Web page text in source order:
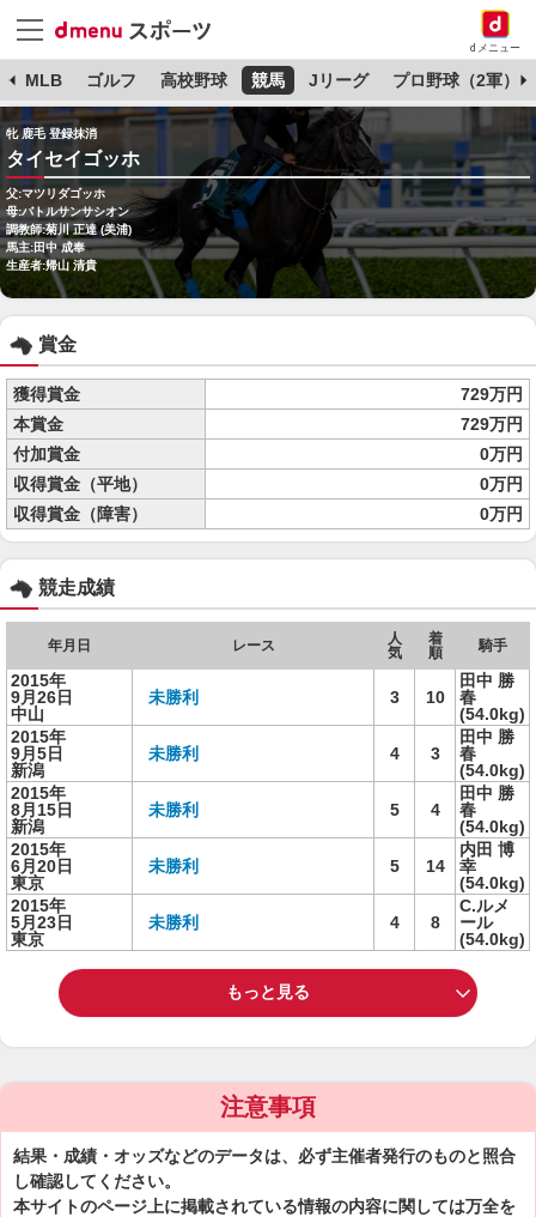
dメニュー
MLB ゴルフ 高校野球 競馬 Jリーグ プロ野球（2軍）
牝 鹿毛 登録抹消
タイセイゴッホ
父:マツリダゴッホ
母:バトルサンサシオン
調教師:菊川 正達 (美浦)
馬主:田中 成奉
生産者:帰山 清貴
賞金
獲得賞金
729万円
本賞金
729万円
付加賞金
0万円
収得賞金（平地）
0万円
収得賞金（障害）
0万円
競走成績
年月日 レース
人
気
着
順
騎手
2015年
9月26日
中山
未勝利 3 10
田中 勝
春
(54.0kg)
2015年
9月5日
新潟
未勝利 4 3
田中 勝
春
(54.0kg)
2015年
8月15日
新潟
未勝利 5 4
田中 勝
春
(54.0kg)
2015年
6月20日
東京
未勝利 5 14
内田 博
幸
(54.0kg)
2015年
5月23日
東京
未勝利 4 8
C.ルメ
ール
(54.0kg)
もっと見る
注意事項
結果・成績・オッズなどのデータは、必ず主催者発行のものと照合
し確認してください。
本サイトのページ上に掲載されている情報の内容に関しては万全を